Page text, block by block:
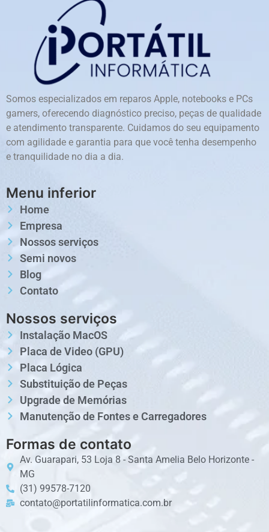
Somos especializados em reparos Apple, notebooks e PCs
gamers, oferecendo diagnóstico preciso, peças de qualidade
e atendimento transparente. Cuidamos do seu equipamento
com agilidade e garantia para que você tenha desempenho
e tranquilidade no dia a dia.
Menu inferior
Home
Empresa
Nossos serviços
Semi novos
Blog
Contato
Nossos serviços
Instalação MacOS
Placa de Video (GPU)
Placa Lógica
Substituição de Peças
Upgrade de Memórias
Manutenção de Fontes e Carregadores
Formas de contato
Av. Guarapari, 53 Loja 8 - Santa Amelia Belo Horizonte -
MG
(31) 99578-7120
contato@portatilinformatica.com.br